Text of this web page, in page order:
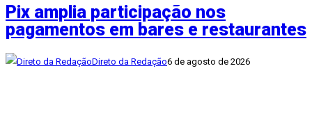
Pix amplia participação nos
pagamentos em bares e restaurantes
Direto da Redação6 de agosto de 2026